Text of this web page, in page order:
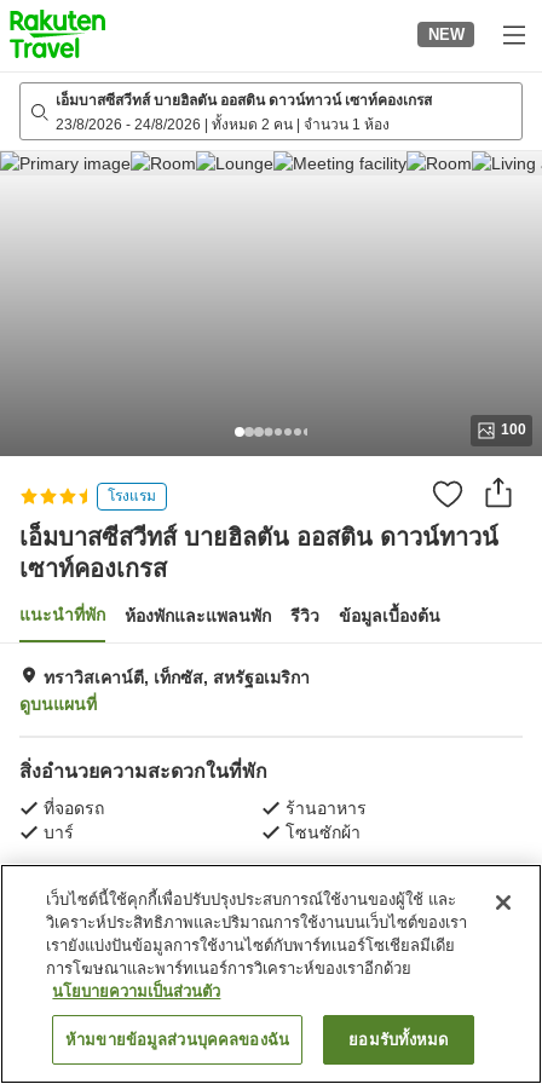
to
top
page
NEW
เอ็มบาสซีสวีทส์ บายฮิลตัน ออสติน ดาวน์ทาวน์ เซาท์คองเกรส
23/8/2026 - 24/8/2026 ทั้งหมด 2 คน จำนวน 1 ห้อง
100
โรงแรม
เอ็มบาสซีสวีทส์ บายฮิลตัน ออสติน ดาวน์ทาวน์
เซาท์คองเกรส
แนะนำที่พัก ห้องพักและแพลนพัก รีวิว ข้อมูลเบื้องต้น
ทราวิสเคาน์ตี, เท็กซัส, สหรัฐอเมริกา
ดูบนแผนที่
สิ่งอำนวยความสะดวกในที่พัก
ที่จอดรถ
ร้านอาหาร
บาร์
โซนซักผ้า
หน้าแรก สหรัฐอเมริกา เท็กซัส
ทราวิสเคาน์ตี
เอ็มบาสซีสวีทส์ บายฮิลตัน ออสติน ดาวน์ทาวน์ เซาท์คองเกรส
ค้นหาห้องพัก
เว็บไซต์นี้ใช้คุกกี้เพื่อปรับปรุงประสบการณ์ใช้งานของผู้ใช้ และ
วิเคราะห์ประสิทธิภาพและปริมาณการใช้งานบนเว็บไซต์ของเรา
เรายังแบ่งปันข้อมูลการใช้งานไซต์กับพาร์ทเนอร์โซเชียลมีเดีย
การโฆษณาและพาร์ทเนอร์การวิเคราะห์ของเราอีกด้วย
นโยบายความเป็นส่วนตัว
ห้ามขายข้อมูลส่วนบุคคลของฉัน ยอมรับทั้งหมด